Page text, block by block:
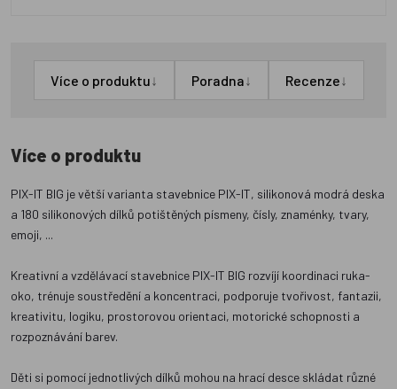
Více o produktu↓ Poradna↓ Recenze↓
Více o produktu
PIX-IT BIG je větší varianta stavebnice PIX-IT, silikonová modrá deska
a 180 silikonových dílků potištěných písmeny, čísly, znaménky, tvary,
emoji, ...
Kreativní a vzdělávací stavebnice PIX-IT BIG rozvíjí koordinaci ruka-
oko, trénuje soustředění a koncentraci, podporuje tvořivost, fantazii,
kreativitu, logiku, prostorovou orientaci, motorické schopnosti a
rozpoznávání barev.
Děti si pomocí jednotlivých dílků mohou na hrací desce skládat různé